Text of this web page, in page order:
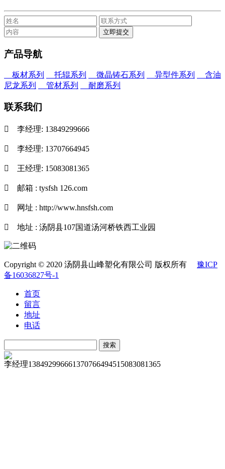
产品导航
板材系列 托辊系列 微晶铸石系列 异型件系列
含油
尼龙系列
管材系列 耐磨系列
联系我们
 李经理: 13849299666
 李经理: 13707664945
 王经理: 15083081365
 邮箱 : tysfsh 126.com
 网址 : http://www.hnsfsh.com
 地址 : 汤阴县107国道汤河桥铁西工业园
Copyright © 2020 汤阴县山峰塑化有限公司 版权所有 豫ICP
备16036827号-1
首页
留言
地址
电话
李经理138492996661370766494515083081365